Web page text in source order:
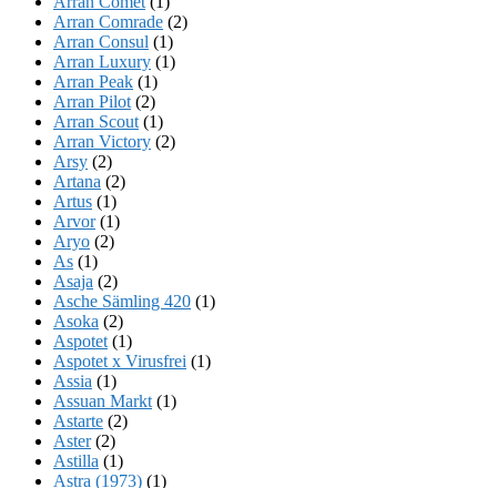
Arran Comrade (2)
Arran Consul (1)
Arran Luxury (1)
Arran Peak (1)
Arran Pilot (2)
Arran Scout (1)
Arran Victory (2)
Arsy (2)
Artana (2)
Artus (1)
Arvor(1)
Aryo (2)
As (1)
Asaja (2)
Asche Sämling 420 (1)
Asoka (2)
Aspotet (1)
Aspotet x Virusfrei (1)
Assia (1)
Assuan Markt (1)
Astarte (2)
Aster(2)
Astilla (1)
Astra (1973) (1)